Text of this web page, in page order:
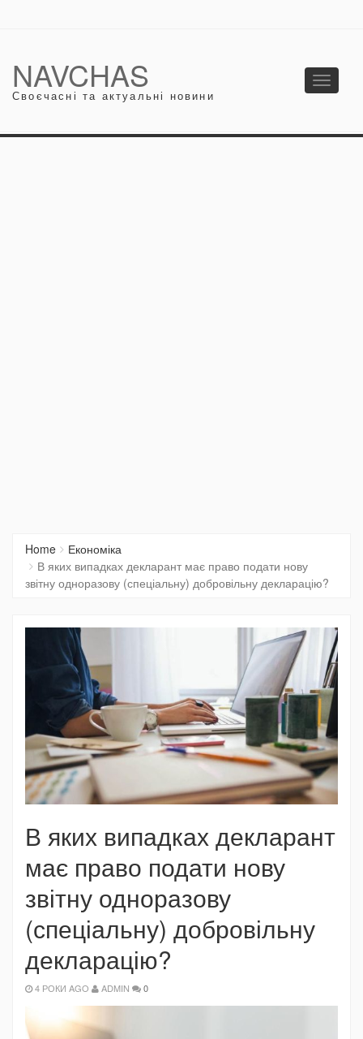
NAVCHAS
Своєчасні та актуальні новини
Toggle
Home
Економіка
В яких випадках декларант має право подати нову
звітну одноразову (спеціальну) добровільну декларацію?
В яких випадках декларант
має право подати нову
звітну одноразову
(спеціальну) добровільну
декларацію?
4 РОКИ AGO ADMIN 0